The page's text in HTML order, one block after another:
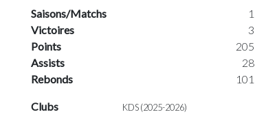
Saisons/Matchs 1
Victoires
3
Points
205
Assists
28
Rebonds
101
Clubs KDS (2025-2026)